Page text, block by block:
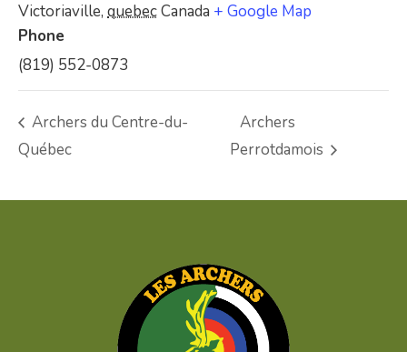
Victoriaville, quebecCanada + Google Map
Phone
(819) 552-0873
Archers du Centre-du-
Québec
Archers
Perrotdamois